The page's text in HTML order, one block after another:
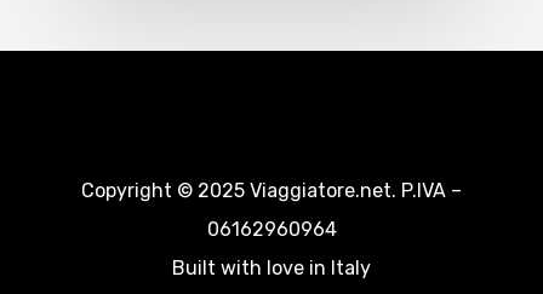
Copyright © 2025 Viaggiatore.net. P.IVA –
06162960964
Built with love in Italy